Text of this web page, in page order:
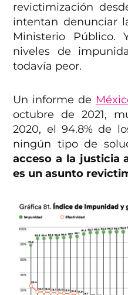
revictimización
intentan denunciar
Ministerio Público.
niveles de
todavía peor.
Un informe de
octubre de 2021,
2020, el 94.8% de
ningún tipo de
acceso a la justicia
es un asunto